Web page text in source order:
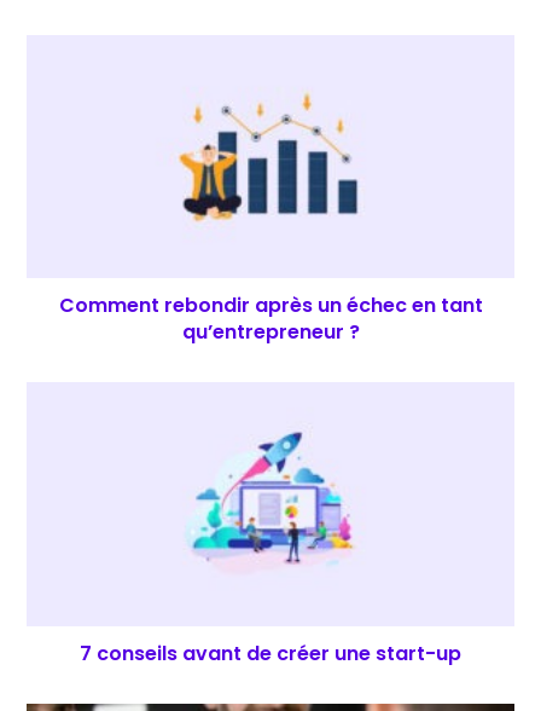
Comment rebondir après un échec en tant
qu’entrepreneur ?
7 conseils avant de créer une start-up